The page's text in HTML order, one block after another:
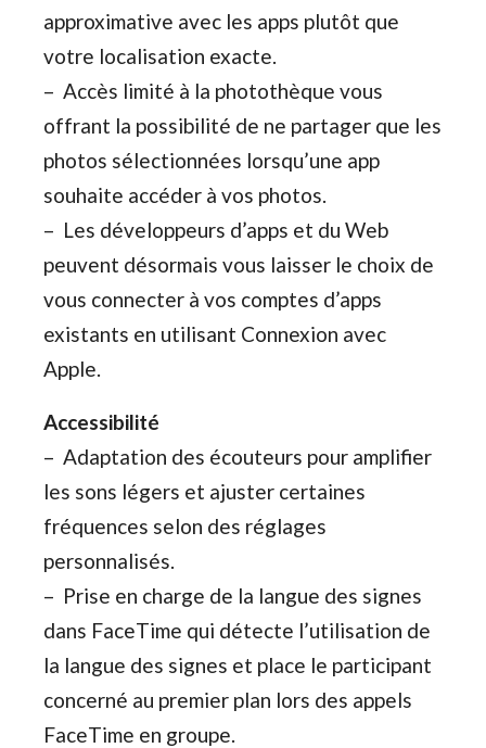
approximative avec les apps plutôt que
votre localisation exacte.
– Accès limité à la photothèque vous
offrant la possibilité de ne partager que les
photos sélectionnées lorsqu’une app
souhaite accéder à vos photos.
– Les développeurs d’apps et du Web
peuvent désormais vous laisser le choix de
vous connecter à vos comptes d’apps
existants en utilisant Connexion avec
Apple.
Accessibilité
– Adaptation des écouteurs pour amplifier
les sons légers et ajuster certaines
fréquences selon des réglages
personnalisés.
– Prise en charge de la langue des signes
dans FaceTime qui détecte l’utilisation de
la langue des signes et place le participant
concerné au premier plan lors des appels
FaceTime en groupe.